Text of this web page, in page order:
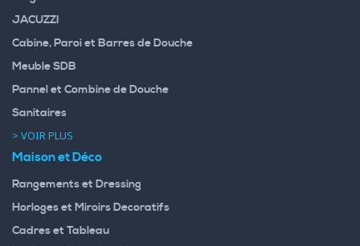
JACUZZI
Cabine, Paroi et Barres de Douche
Meuble SDB
Pannel et Combine de Douche
Sanitaires
> VOIR PLUS
Maison et Déco
Rangements et Dressing
Horloges et Miroirs Decoratifs
Cadres et Tableau